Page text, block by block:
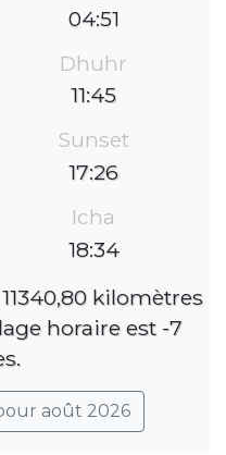
04:51
Dhuhr
11:45
Sunset
17:26
Icha
18:34
kilomètres
horaire est -7
août 2026